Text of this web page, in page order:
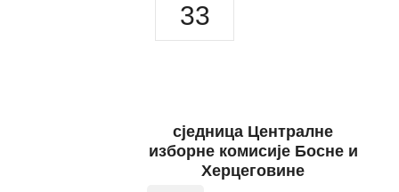
33
сједницa Централне
изборне комисије Босне и
Херцеговине